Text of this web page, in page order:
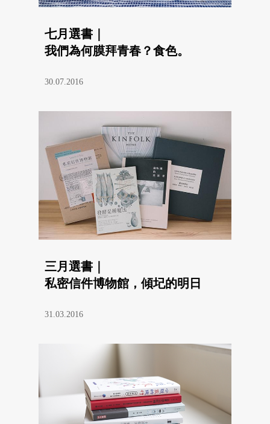
七月選書｜
我們為何膜拜青春？食色。
30.07.2016
三月選書｜
私密信件博物館，傾圮的明日
31.03.2016